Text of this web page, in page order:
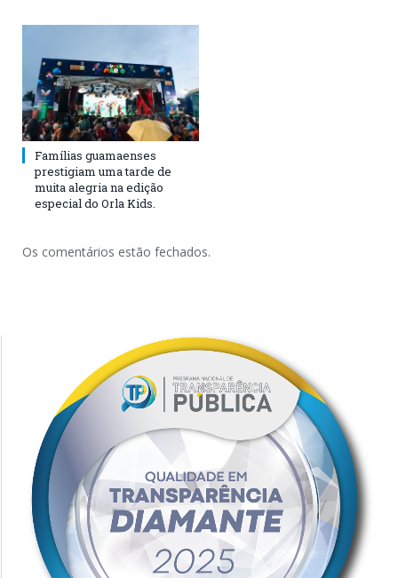
Famílias guamaenses
prestigiam uma tarde de
muita alegria na edição
especial do Orla Kids.
Os comentários estão fechados.